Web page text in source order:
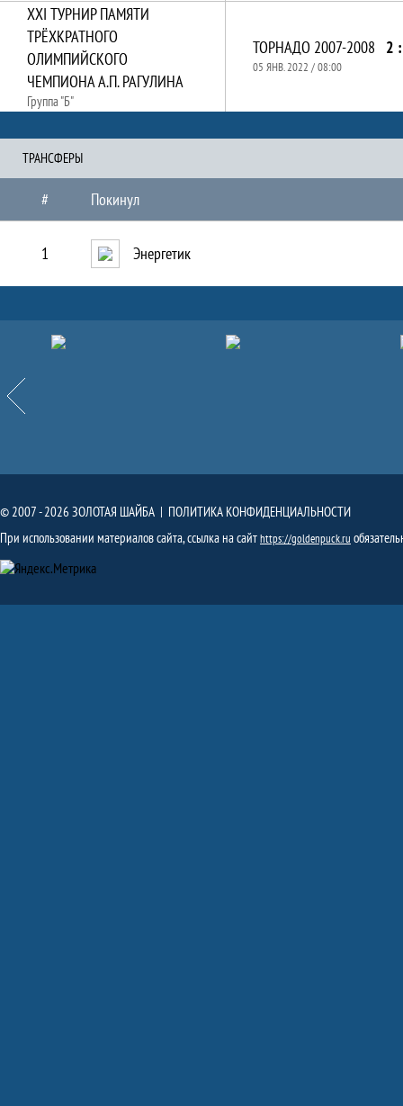
XXI ТУРНИР ПАМЯТИ
ТРЁХКРАТНОГО
ОЛИМПИЙСКОГО
ЧЕМПИОНА А.П. РАГУЛИНА
Группа "Б"
ТОРНАДО 2007-2008 2
05 ЯНВ. 2022 / 08:00
ТРАНCФЕРЫ
# Покинул
1 Энергетик
Назад
Партнёры
© 2007 - 2026 ЗОЛОТАЯ ШАЙБА | ПОЛИТИКА КОНФИДЕНЦИАЛЬНОСТИ
При использовании материалов сайта, ссылка на сайтhttps://goldenpuck.ru